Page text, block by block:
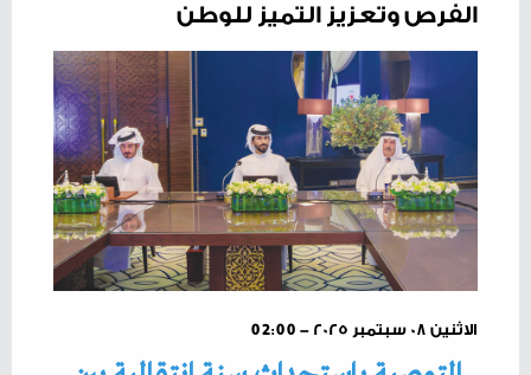
الفرص وتعزيز التميز للوطن
الاثنين ٠٨ سبتمبر ٢٠٢٥ - 02:00